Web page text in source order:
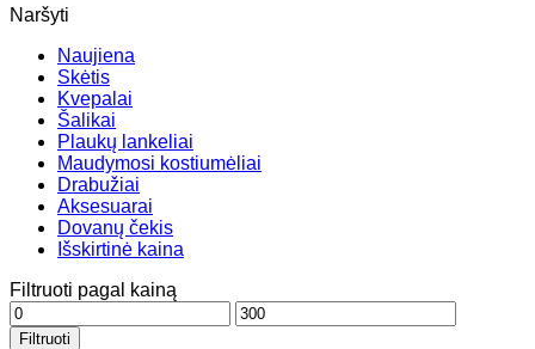
Naršyti
Naujiena
Skėtis
Kvepalai
Šalikai
Plaukų lankeliai
Maudymosi kostiumėliai
Drabužiai
Aksesuarai
Dovanų čekis
Išskirtinė kaina
Filtruoti pagal kainą
Min
kaina
Maks
kaina
Filtruoti